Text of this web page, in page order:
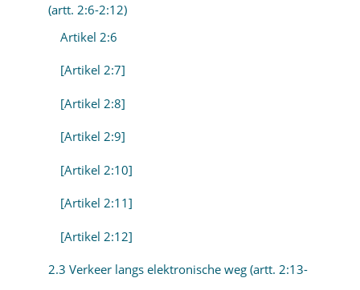
(artt. 2:6-2:12)
Artikel 2:6
[Artikel 2:7]
[Artikel 2:8]
[Artikel 2:9]
[Artikel 2:10]
[Artikel 2:11]
[Artikel 2:12]
2.3 Verkeer langs elektronische weg (artt. 2:13-